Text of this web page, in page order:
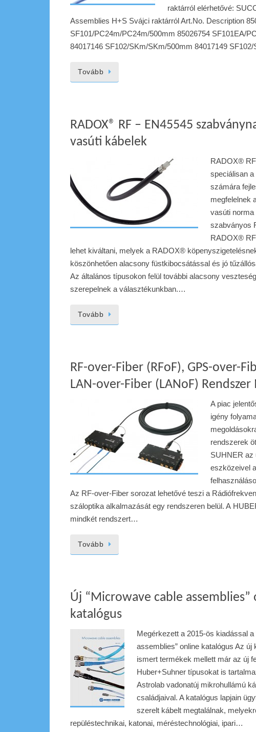
raktárról elérhetővé:
Assemblies H+S Svájci raktárról Art.No. Description
SF101/PC24m/PC24m/500mm 85026754 SF101EA/
84017146 SF102/SKm/SKm/500mm 84017149
Tovább
RADOX® RF – EN45545
vasúti kábelek
RADOX®
speciálisan
számára
megfelelnek
vasúti norma
szabványos
RADOX®
lehet kiváltani, melyek a RADOX®
köszönhetően alacsony füstkibocsátással és jó
Az általános típusokon felül további alacsony
szerepelnek a választékunkban.…
Tovább
RF-over-Fiber (RFoF), GPS-over-
LAN-over-Fiber (LANoF)
A piac
igény
rendszerek
SUHNER az
eszközeivel
Az RF-over-Fiber sorozat lehetővé teszi a
száloptika alkalmazását egy rendszeren belül. A
mindkét rendszert…
Tovább
Új “Microwave cable assemblies”
katalógus
Megérkezett a 2015-ös kiadással
assemblies” online katalógus Az új
ismert termékek mellett már az új
Huber+Suhner típusokat is
Astrolab vadonatúj mikrohullámú
családjaival. A katalógus lapjain
szerelt kábelt megtalálnak,
repüléstechnikai, katonai, méréstechnológiai, ipari…